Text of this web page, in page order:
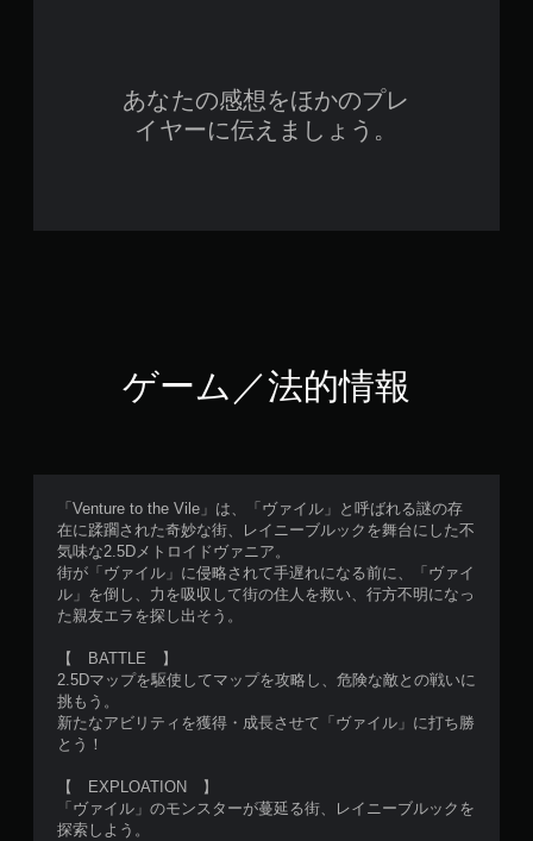
あなたの感想をほかのプレ
イヤーに伝えましょう。
ゲーム／法的情報
「Venture to the Vile」は、「ヴァイル」と呼ばれる謎の存
在に蹂躙された奇妙な街、レイニーブルックを舞台にした不
気味な2.5Dメトロイドヴァニア。
街が「ヴァイル」に侵略されて手遅れになる前に、「ヴァイ
ル」を倒し、力を吸収して街の住人を救い、行方不明になっ
た親友エラを探し出そう。
【 BATTLE 】
2.5Dマップを駆使してマップを攻略し、危険な敵との戦いに
挑もう。
新たなアビリティを獲得・成長させて「ヴァイル」に打ち勝
とう！
【 EXPLOATION 】
「ヴァイル」のモンスターが蔓延る街、レイニーブルックを
探索しよう。